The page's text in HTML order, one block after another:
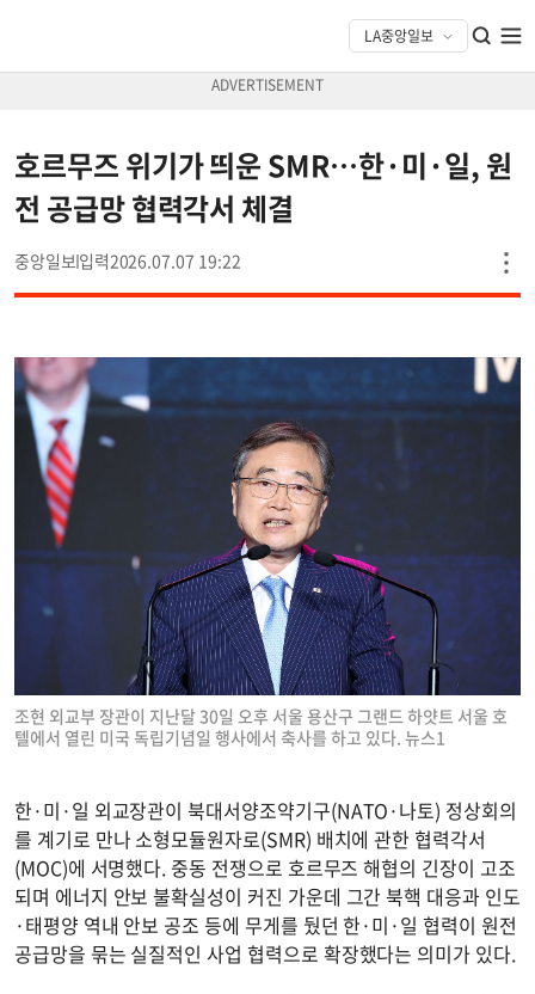
호르무즈 위기가 띄운 SMR…한·미·일, 원
전 공급망 협력각서 체결
중앙일보 2026.07.07 19:22
조현 외교부 장관이 지난달 30일 오후 서울 용산구 그랜드 하얏트 서울 호
텔에서 열린 미국 독립기념일 행사에서 축사를 하고 있다. 뉴스1
한·미·일 외교장관이 북대서양조약기구(NATO·나토) 정상회의
를 계기로 만나 소형모듈원자로(SMR) 배치에 관한 협력각서
(MOC)에 서명했다. 중동 전쟁으로 호르무즈 해협의 긴장이 고조
되며 에너지 안보 불확실성이 커진 가운데 그간 북핵 대응과 인도
·태평양 역내 안보 공조 등에 무게를 뒀던 한·미·일 협력이 원전
공급망을 묶는 실질적인 사업 협력으로 확장했다는 의미가 있다.